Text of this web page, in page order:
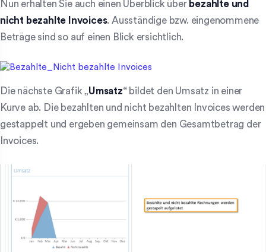
Nun erhalten Sie auch einen Überblick über bezahlte und
nicht bezahlte Invoices. Ausständige bzw. eingenommene
Beträge sind so auf einen Blick ersichtlich.
Die nächste Grafik „Umsatz“ bildet den Umsatz in einer
Kurve ab. Die bezahlten und nicht bezahlten Invoices werden
gestappelt und ergeben gemeinsam den Gesamtbetrag der
Invoices.